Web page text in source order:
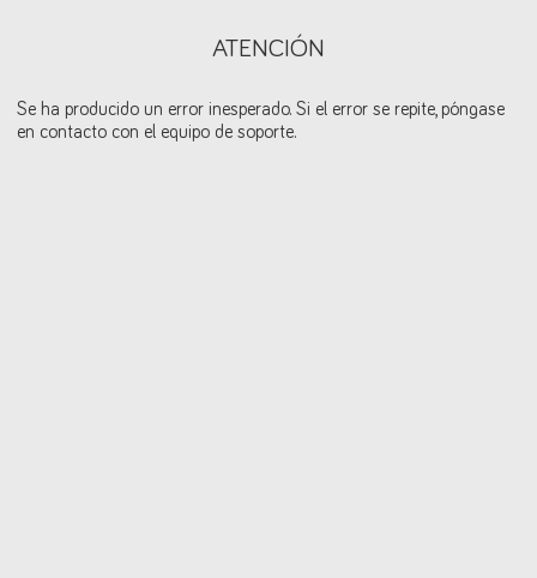
ATENCIÓN
Se ha producido un error inesperado. Si el error se repite, póngase
en contacto con el equipo de soporte.